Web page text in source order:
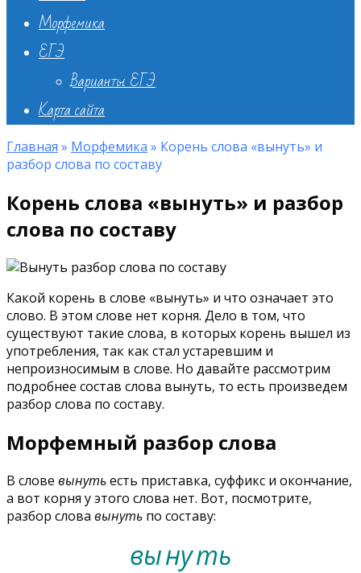
Морфемика
ЕГЭ
Варианты ЕГЭ
Карта сайта
Главная » Морфемика » Корень слова «вынуть» и
разбор слова по составу
Корень слова «вынуть» и разбор
слова по составу
Какой корень в слове «вынуть» и что означает это
слово. В этом слове нет корня. Дело в том, что
существуют такие слова, в которых корень вышел из
употребления, так как стал устаревшим и
непроизносимым в слове. Но давайте рассмотрим
подробнее состав слова вынуть, то есть произведем
разбор слова по составу.
Морфемный разбор слова
В слове вынутьесть приставка, суффикс и окончание,
а вот корня у этого слова нет. Вот, посмотрите,
разбор слова вынуть по составу:
вынуть